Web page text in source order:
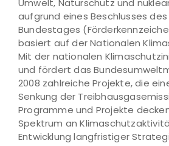
Umwelt, Naturschutz und
aufgrund eines Beschlusses
Bundestages
basiert auf der Nationalen
Mit der nationalen
und fördert das
2008 zahlreiche Projekte, die
Senkung der
Programme und Projekte
Spektrum an
Entwicklung langfristiger